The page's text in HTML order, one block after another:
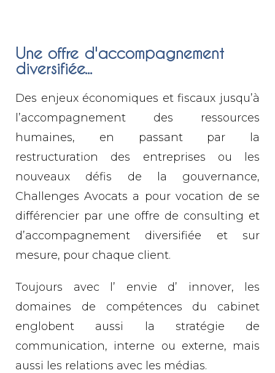
Une offre d'accompagnement
diversifiée...
Des enjeux économiques et fiscaux jusqu’à
l’accompagnement des ressources
humaines, en passant par la
restructuration des entreprises ou les
nouveaux défis de la gouvernance,
Challenges Avocats a pour vocation de se
différencier par une offre de consulting et
d’accompagnement diversifiée et sur
mesure, pour chaque client.
Toujours avec l’ envie d’ innover, les
domaines de compétences du cabinet
englobent aussi la stratégie de
communication, interne ou externe, mais
aussi les relations avec les médias.